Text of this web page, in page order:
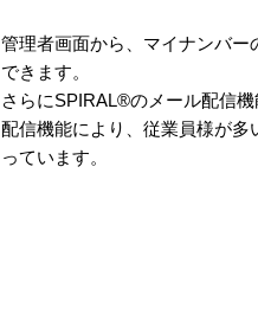
管理者画面から、マイナンバ
できます。
さらにSPIRAL®のメール配信
配信機能により、従業員様が
っています。